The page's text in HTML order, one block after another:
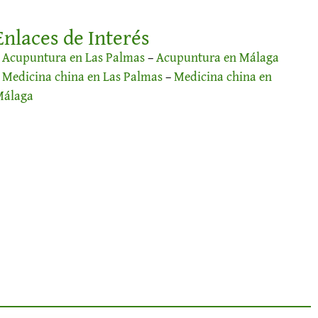
de Interés
Acupuntura en Las Palmas–Acupuntura en Málaga
Medicina china en Las Palmas–Medicina china en